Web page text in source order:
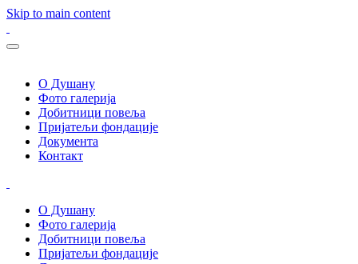
Skip to main content
О Душану
Фото галерија
Добитници повеља
Пријатељи фондације
Документа
Контакт
О Душану
Фото галерија
Добитници повеља
Пријатељи фондације